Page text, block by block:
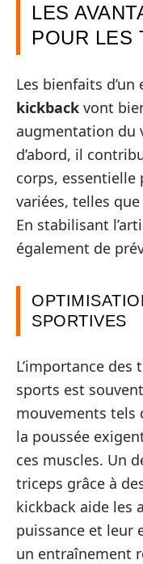
LES
POUR LES
Les bienfaits
kickback vont
augmentation du
d’abord, il
corps, essentielle
variées, telles
En stabilisant
également de
SPORTIVES
L’importance
sports est
mouvements tels
la poussée
ces muscles. Un
triceps grâce à
kickback aide les
puissance et leur
un entraînement